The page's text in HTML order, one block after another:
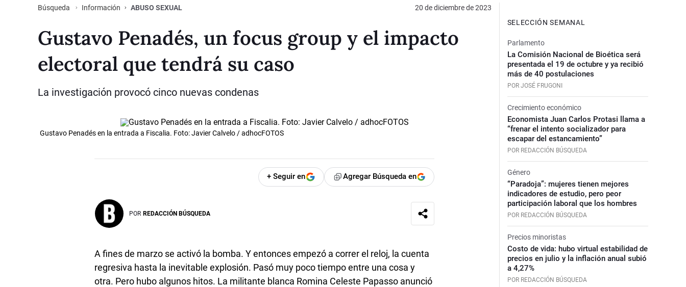
Búsqueda Información ABUSO SEXUAL 20 de diciembre de 2023
Gustavo Penadés, un focus group y el impacto
electoral que tendrá su caso
La investigación provocó cinco nuevas condenas
Gustavo Penadés en la entrada a Fiscalia. Foto: Javier Calvelo / adhocFOTOS
+ Seguir en Agregar Búsqueda en
POR REDACCIÓN BÚSQUEDA
A fines de marzo se activó la bomba. Y entonces empezó a correr el reloj, la cuenta
regresiva hasta la inevitable explosión. Pasó muy poco tiempo entre una cosa y
otra. Pero hubo algunos hitos. La militante blanca Romina Celeste Papasso anunció
SELECCIÓN SEMANAL
Parlamento
La Comisión Nacional de Bioética será
presentada el 19 de octubre y ya recibió
más de 40 postulaciones
POR JOSÉ FRUGONI
Crecimiento económico
Economista Juan Carlos Protasi llama a
“frenar el intento socializador para
escapar del estancamiento”
POR REDACCIÓN BÚSQUEDA
Género
“Paradoja”: mujeres tienen mejores
indicadores de estudio, pero peor
participación laboral que los hombres
POR REDACCIÓN BÚSQUEDA
Precios minoristas
Costo de vida: hubo virtual estabilidad de
precios en julio y la inflación anual subió
a 4,27%
POR REDACCIÓN BÚSQUEDA